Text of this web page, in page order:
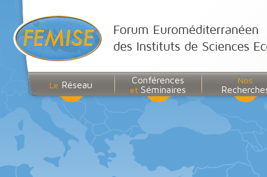
Le Réseau Conférences
et Séminaires
Nos